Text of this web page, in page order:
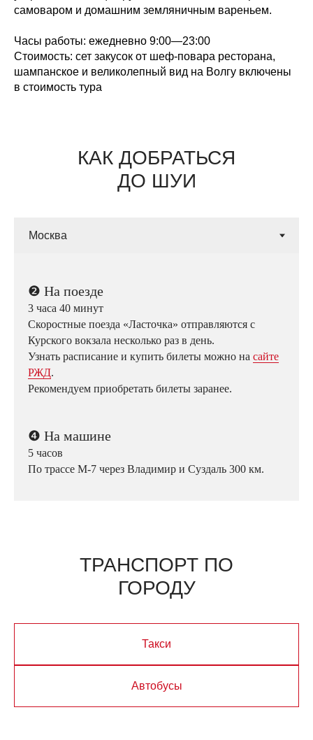
самоваром и домашним земляничным вареньем.
Часы работы: ежедневно 9:00—23:00
Стоимость: сет закусок от шеф-повара ресторана,
шампанское и великолепный вид на Волгу включены
в стоимость тура
КАК ДОБРАТЬСЯ
ДО ШУИ
❷ На поезде
3 часа 40 минут
Скоростные поезда «Ласточка» отправляются с
Курского вокзала несколько раз в день.
Узнать расписание и купить билеты можно на сайте
РЖД.
Рекомендуем приобретать билеты заранее.
❹ На машине
5 часов
По трассе М-7 через Владимир и Суздаль 300 км.
ТРАНСПОРТ ПО
ГОРОДУ
Такси
Автобусы